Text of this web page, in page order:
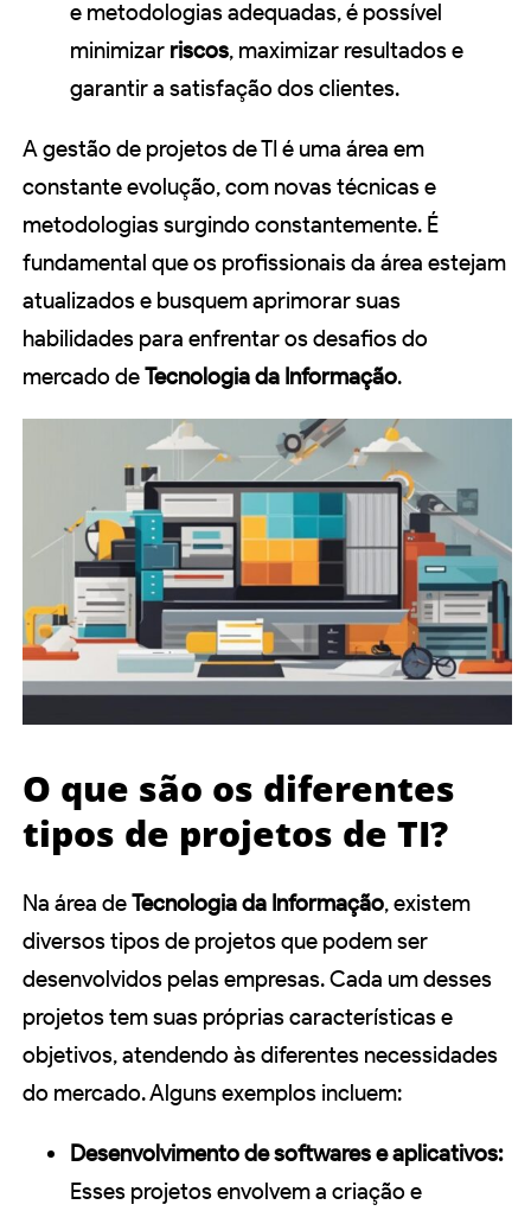
e metodologias adequadas, é possível
minimizar riscos, maximizar resultados e
garantir a satisfação dos clientes.
A gestão de projetos de TI é uma área em
constante evolução, com novas técnicas e
metodologias surgindo constantemente. É
fundamental que os profissionais da área estejam
atualizados e busquem aprimorar suas
habilidades para enfrentar os desafios do
mercado deTecnologia da Informação.
O que são os diferentes
tipos de projetos de TI?
Na área deTecnologia da Informação, existem
diversos tipos de projetos que podem ser
desenvolvidos pelas empresas. Cada um desses
projetos tem suas próprias características e
objetivos, atendendo às diferentes necessidades
do mercado. Alguns exemplos incluem:
Desenvolvimento de softwares e aplicativos:
Esses projetos envolvem a criação e